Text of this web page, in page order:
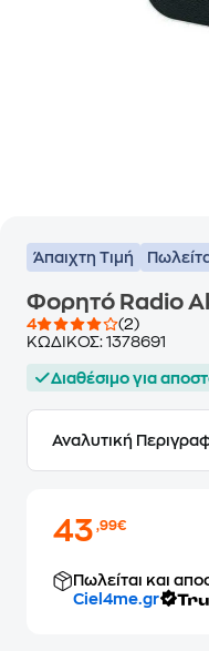
Άπαιχτη Τιμή
Φορητό Radio
4
(2)
ΚΩΔΙΚΟΣ: 1378691
Διαθέσιμο για
Αναλυτική
43,99€
Πωλείται και
Ciel4me.gr